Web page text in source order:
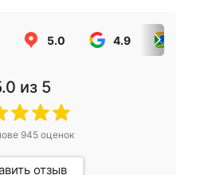
5.0 4.9
из 5
945оценок
отзыв